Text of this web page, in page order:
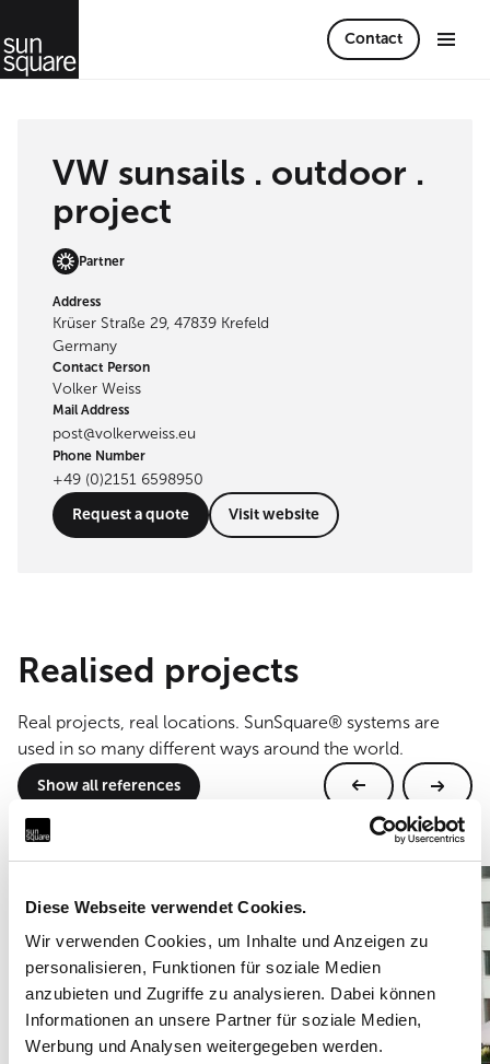
Diese Webseite verwendet Cookies.
Wir verwenden Cookies, um Inhalte und Anzeigen zu
personalisieren, Funktionen für soziale Medien
anzubieten und Zugriffe zu analysieren. Dabei können
Informationen an unsere Partner für soziale Medien,
Werbung und Analysen weitergegeben werden.
Contact
VW sunsails . outdoor .
project
Partner
Address
Krüser Straße 29, 47839 Krefeld
Germany
Contact Person
Volker Weiss
Mail Address
post@volkerweiss.eu
Phone Number
+49 (0)2151 6598950
Request a quote
Visit website
Realised projects
Real projects, real locations. SunSquare® systems are
used in so many different ways around the world.
Show all references